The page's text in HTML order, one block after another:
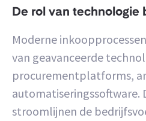
De rol van technologie
Moderne
van geavanceerde
procurementplatforms,
automatiseringssoftware.
stroomlijnen de